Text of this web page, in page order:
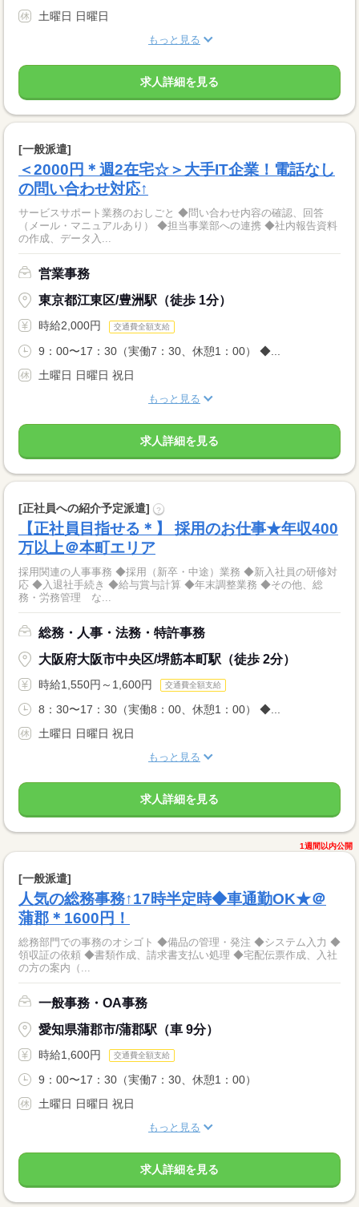
土曜日 日曜日
もっと見る
求人詳細を見る
[一般派遣]
＜2000円＊週2在宅☆＞大手IT企業！電話なし
の問い合わせ対応↑
サービスサポート業務のおしごと ◆問い合わせ内容の確認、回答
（メール・マニュアルあり） ◆担当事業部への連携 ◆社内報告資料
の作成、データ入...
営業事務
東京都江東区/豊洲駅（徒歩 1分）
時給2,000円 交通費全額支給
9：00〜17：30（実働7：30、休憩1：00） ◆...
土曜日 日曜日 祝日
もっと見る
求人詳細を見る
[正社員への紹介予定派遣] ?
【正社員目指せる＊】 採用のお仕事★年収400
万以上＠本町エリア
採用関連の人事事務 ◆採用（新卒・中途）業務 ◆新入社員の研修対
応 ◆入退社手続き ◆給与賞与計算 ◆年末調整業務 ◆その他、総
務・労務管理 な...
総務・人事・法務・特許事務
大阪府大阪市中央区/堺筋本町駅（徒歩 2分）
時給1,550円～1,600円 交通費全額支給
8：30〜17：30（実働8：00、休憩1：00） ◆...
土曜日 日曜日 祝日
もっと見る
求人詳細を見る
1週間以内公開
[一般派遣]
人気の総務事務↑17時半定時◆車通勤OK★＠
蒲郡＊1600円！
総務部門での事務のオシゴト ◆備品の管理・発注 ◆システム入力 ◆
領収証の依頼 ◆書類作成、請求書支払い処理 ◆宅配伝票作成、入社
の方の案内（...
一般事務・OA事務
愛知県蒲郡市/蒲郡駅（車 9分）
時給1,600円 交通費全額支給
9：00〜17：30（実働7：30、休憩1：00）
土曜日 日曜日 祝日
もっと見る
求人詳細を見る